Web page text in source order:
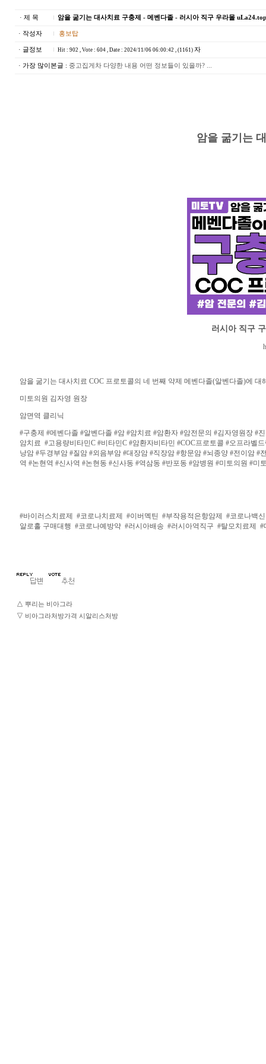
· 제 목 암을 굶기는 대사치료 구충제 - 메벤다졸 - 러시아 직구 우라몰 uLa24.top
· 작성자 홍보탑
· 글정보 Hit : 902 , Vote : 604 , Date : 2024/11/06 06:00:42 , (1161) 자
· 가장 많이본글 : 중고집게차 다양한 내용 어떤 정보들이 있을까? ...
암을 굶기는
러시아 직구
암을 굶기는 대사치료 COC 프로토콜의 네 번째 약제 메벤다졸(알벤다졸)에 대
미토의원 김자영 원장
암면역 클리닉
#구충제 #메벤다졸 #알벤다졸 #암 #암치료 #암환자 #암전문의 #김자영원장 #
암치료 #고용량비타민C #비타민C #암환자비타민 #COC프로토콜 #오프라벨
낭암 #두경부암 #질암 #외음부암 #대장암 #직장암 #항문암 #뇌종양 #전이암
역 #논현역 #신사역 #논현동 #신사동 #역삼동 #반포동 #암병원 #미토의원 #미
#바이러스치료제 #코로나치료제 #이버멕틴 #부작용적은항암제 #코로나백
알로홀 구매대행 #코로나예방약 #러시아배송 #러시아역직구 #탈모치료제 #
△ 뿌리는 비아그라
▽ 비아그라처방가격 시알리스처방